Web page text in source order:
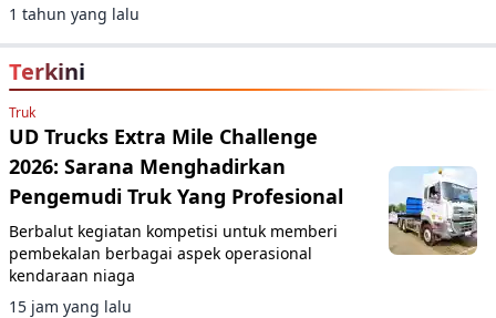
1 tahun yang lalu
Terkini
Truk
UD Trucks Extra Mile Challenge
2026: Sarana Menghadirkan
Pengemudi Truk Yang Profesional
Berbalut kegiatan kompetisi untuk memberi
pembekalan berbagai aspek operasional
kendaraan niaga
15 jam yang lalu